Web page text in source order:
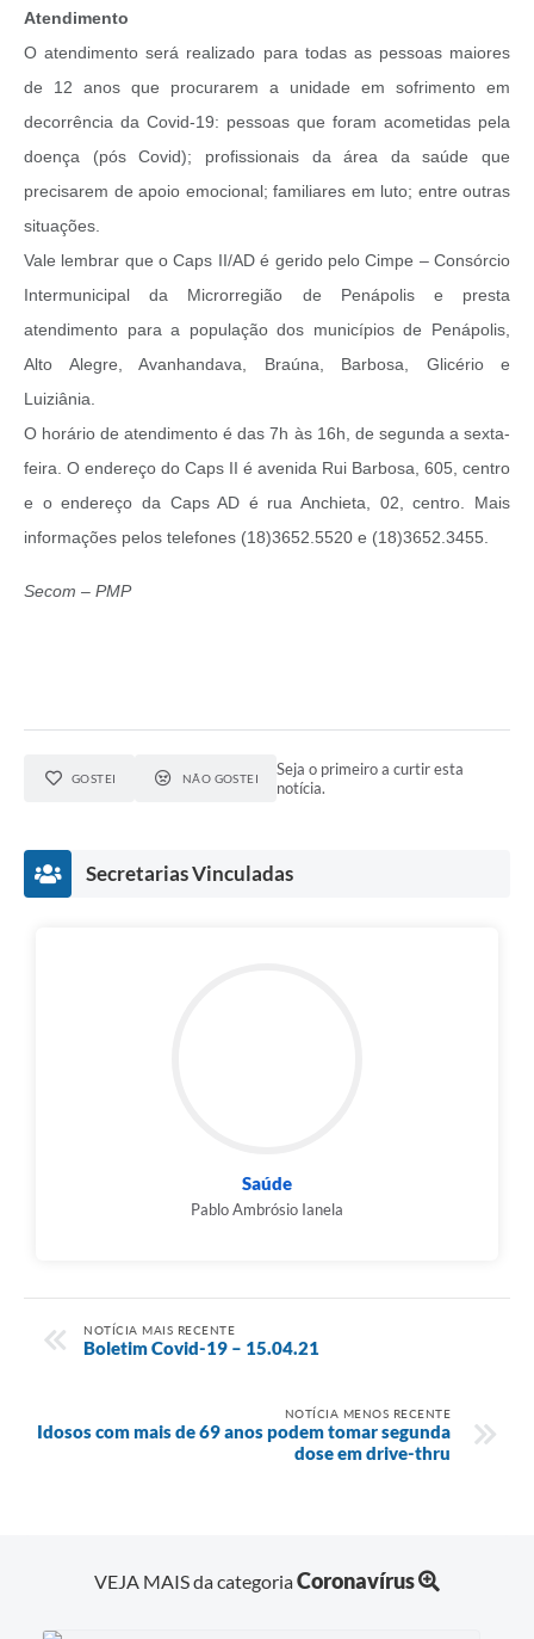
Atendimento
O atendimento será realizado para todas as pessoas maiores
de 12 anos que procurarem a unidade em sofrimento em
decorrência da Covid-19: pessoas que foram acometidas pela
doença (pós Covid); profissionais da área da saúde que
precisarem de apoio emocional; familiares em luto; entre outras
situações.
Vale lembrar que o Caps II/AD é gerido pelo Cimpe – Consórcio
Intermunicipal da Microrregião de Penápolis e presta
atendimento para a população dos municípios de Penápolis,
Alto Alegre, Avanhandava, Braúna, Barbosa, Glicério e
Luiziânia.
O horário de atendimento é das 7h às 16h, de segunda a sexta-
feira. O endereço do Caps II é avenida Rui Barbosa, 605, centro
e o endereço da Caps AD é rua Anchieta, 02, centro. Mais
informações pelos telefones (18)3652.5520 e (18)3652.3455.
Secom – PMP
GOSTEI NÃO GOSTEI
Seja o primeiro a curtir esta
notícia.
Secretarias Vinculadas
Saúde
Pablo Ambrósio Ianela
NOTÍCIA MAIS RECENTE
Boletim Covid-19 – 15.04.21
NOTÍCIA MENOS RECENTE
Idosos com mais de 69 anos podem tomar segunda
dose em drive-thru
VEJA MAIS da categoriaCoronavírus